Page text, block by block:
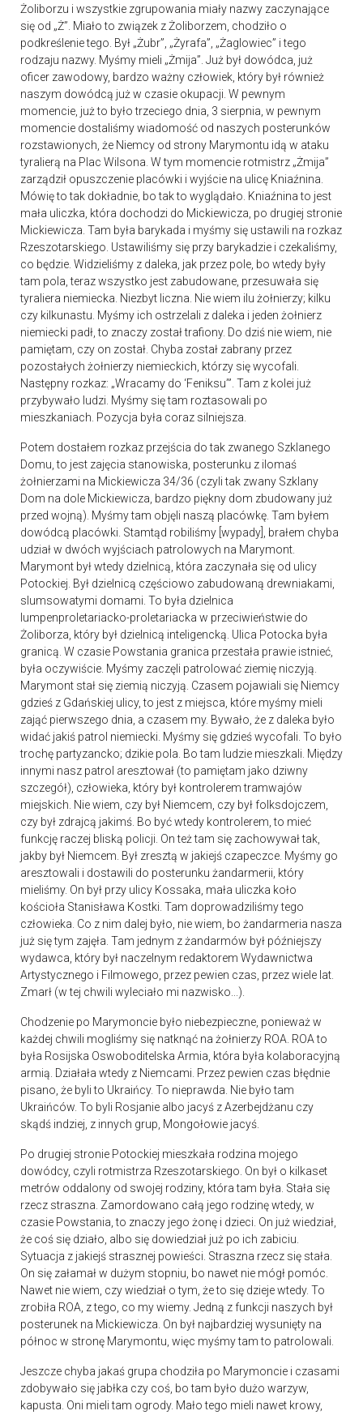
Żoliborzu i wszystkie zgrupowania miały nazwy zaczynające
się od „Ż”. Miało to związek z Żoliborzem, chodziło o
podkreślenie tego. Był „Żubr”, „Żyrafa”, „Żaglowiec” i tego
rodzaju nazwy. Myśmy mieli „Żmija”. Już był dowódca, już
oficer zawodowy, bardzo ważny człowiek, który był również
naszym dowódcą już w czasie okupacji. W pewnym
momencie, już to było trzeciego dnia, 3 sierpnia, w pewnym
momencie dostaliśmy wiadomość od naszych posterunków
rozstawionych, że Niemcy od strony Marymontu idą w ataku
tyralierą na Plac Wilsona. W tym momencie rotmistrz „Żmija”
zarządził opuszczenie placówki i wyjście na ulicę Kniaźnina.
Mówię to tak dokładnie, bo tak to wyglądało. Kniaźnina to jest
mała uliczka, która dochodzi do Mickiewicza, po drugiej stronie
Mickiewicza. Tam była barykada i myśmy się ustawili na rozkaz
Rzeszotarskiego. Ustawiliśmy się przy barykadzie i czekaliśmy,
co będzie. Widzieliśmy z daleka, jak przez pole, bo wtedy były
tam pola, teraz wszystko jest zabudowane, przesuwała się
tyraliera niemiecka. Niezbyt liczna. Nie wiem ilu żołnierzy; kilku
czy kilkunastu. Myśmy ich ostrzelali z daleka i jeden żołnierz
niemiecki padł, to znaczy został trafiony. Do dziś nie wiem, nie
pamiętam, czy on został. Chyba został zabrany przez
pozostałych żołnierzy niemieckich, którzy się wycofali.
Następny rozkaz: „Wracamy do ‘Feniksu’”. Tam z kolei już
przybywało ludzi. Myśmy się tam roztasowali po
mieszkaniach. Pozycja była coraz silniejsza.
Potem dostałem rozkaz przejścia do tak zwanego Szklanego
Domu, to jest zajęcia stanowiska, posterunku z ilomaś
żołnierzami na Mickiewicza 34/36 (czyli tak zwany Szklany
Dom na dole Mickiewicza, bardzo piękny dom zbudowany już
przed wojną). Myśmy tam objęli naszą placówkę. Tam byłem
dowódcą placówki. Stamtąd robiliśmy [wypady], brałem chyba
udział w dwóch wyjściach patrolowych na Marymont.
Marymont był wtedy dzielnicą, która zaczynała się od ulicy
Potockiej. Był dzielnicą częściowo zabudowaną drewniakami,
slumsowatymi domami. To była dzielnica
lumpenproletariacko-proletariacka w przeciwieństwie do
Żoliborza, który był dzielnicą inteligencką. Ulica Potocka była
granicą. W czasie Powstania granica przestała prawie istnieć,
była oczywiście. Myśmy zaczęli patrolować ziemię niczyją.
Marymont stał się ziemią niczyją. Czasem pojawiali się Niemcy
gdzieś z Gdańskiej ulicy, to jest z miejsca, które myśmy mieli
zająć pierwszego dnia, a czasem my. Bywało, że z daleka było
widać jakiś patrol niemiecki. Myśmy się gdzieś wycofali. To było
trochę partyzancko; dzikie pola. Bo tam ludzie mieszkali. Między
innymi nasz patrol aresztował (to pamiętam jako dziwny
szczegół), człowieka, który był kontrolerem tramwajów
miejskich. Nie wiem, czy był Niemcem, czy był folksdojczem,
czy był zdrajcą jakimś. Bo być wtedy kontrolerem, to mieć
funkcję raczej bliską policji. On też tam się zachowywał tak,
jakby był Niemcem. Był zresztą w jakiejś czapeczce. Myśmy go
aresztowali i dostawili do posterunku żandarmerii, który
mieliśmy. On był przy ulicy Kossaka, mała uliczka koło
kościoła Stanisława Kostki. Tam doprowadziliśmy tego
człowieka. Co z nim dalej było, nie wiem, bo żandarmeria nasza
już się tym zajęła. Tam jednym z żandarmów był późniejszy
wydawca, który był naczelnym redaktorem Wydawnictwa
Artystycznego i Filmowego, przez pewien czas, przez wiele lat.
Zmarł (w tej chwili wyleciało mi nazwisko...).
Chodzenie po Marymoncie było niebezpieczne, ponieważ w
każdej chwili mogliśmy się natknąć na żołnierzy ROA. ROA to
była Rosijska Oswoboditelska Armia, która była kolaboracyjną
armią. Działała wtedy z Niemcami. Przez pewien czas błędnie
pisano, że byli to Ukraińcy. To nieprawda. Nie było tam
Ukraińców. To byli Rosjanie albo jacyś z Azerbejdżanu czy
skądś indziej, z innych grup, Mongołowie jacyś.
Po drugiej stronie Potockiej mieszkała rodzina mojego
dowódcy, czyli rotmistrza Rzeszotarskiego. On był o kilkaset
metrów oddalony od swojej rodziny, która tam była. Stała się
rzecz straszna. Zamordowano całą jego rodzinę wtedy, w
czasie Powstania, to znaczy jego żonę i dzieci. On już wiedział,
że coś się działo, albo się dowiedział już po ich zabiciu.
Sytuacja z jakiejś strasznej powieści. Straszna rzecz się stała.
On się załamał w dużym stopniu, bo nawet nie mógł pomóc.
Nawet nie wiem, czy wiedział o tym, że to się dzieje wtedy. To
zrobiła ROA, z tego, co my wiemy. Jedną z funkcji naszych był
posterunek na Mickiewicza. On był najbardziej wysunięty na
północ w stronę Marymontu, więc myśmy tam to patrolowali.
Jeszcze chyba jakaś grupa chodziła po Marymoncie i czasami
zdobywało się jabłka czy coś, bo tam było dużo warzyw,
kapusta. Oni mieli tam ogrody. Mało tego mieli nawet krowy,